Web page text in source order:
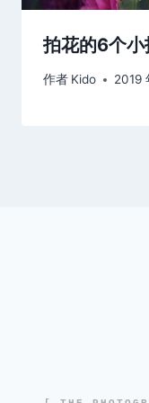
拍花的6个小
作者 Kido 2019